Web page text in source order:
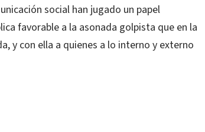
social han jugado un papel
favorable a la asonada golpista que en la
y con ella a quienes a lo interno y externo